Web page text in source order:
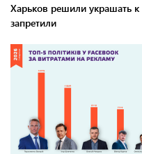
Харьков решили украшать к
запретили